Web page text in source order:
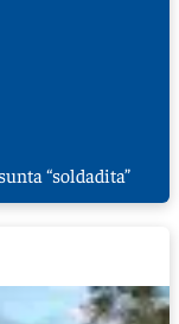
“soldadita”